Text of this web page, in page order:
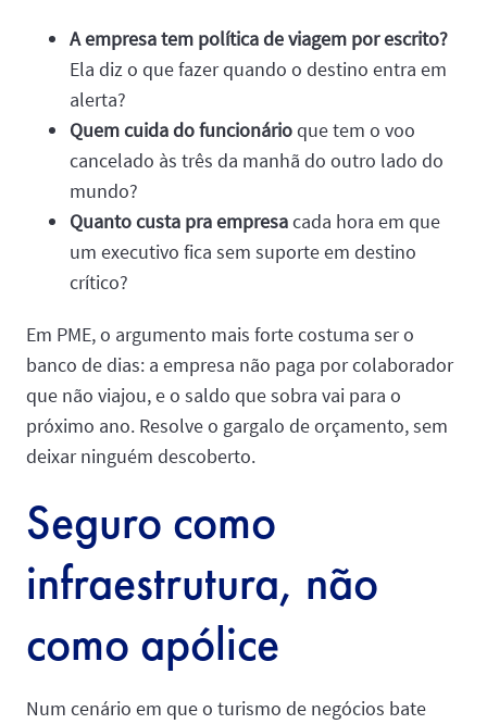
A empresa tem política de viagem por escrito?
Ela diz o que fazer quando o destino entra em
alerta?
Quem cuida do funcionárioque tem o voo
cancelado às três da manhã do outro lado do
mundo?
Quanto custa pra empresacada hora em que
um executivo fica sem suporte em destino
crítico?
Em PME, o argumento mais forte costuma ser o
banco de dias: a empresa não paga por colaborador
que não viajou, e o saldo que sobra vai para o
próximo ano. Resolve o gargalo de orçamento, sem
deixar ninguém descoberto.
Seguro como
infraestrutura, não
como apólice
Num cenário em que o turismo de negócios bate